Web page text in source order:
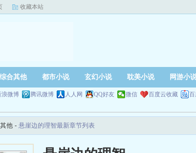
收藏本站
综合其他 都市小说 玄幻小说 耽美小说 网游小
浪微博 腾讯微博 人人网 QQ好友 微信 百度云收藏
他 - 悬崖边的理智最新章节列表